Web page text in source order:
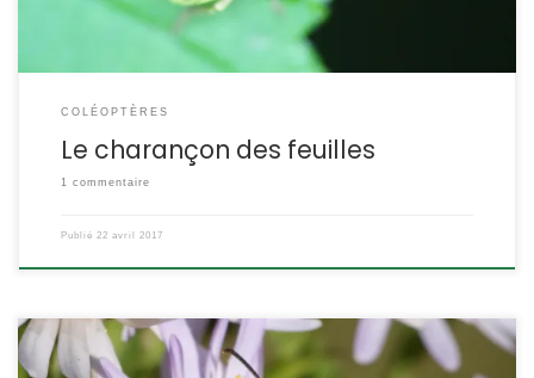
COLÉOPTÈRES
Le charançon des feuilles
1 commentaire
Publié 22 avril 2017